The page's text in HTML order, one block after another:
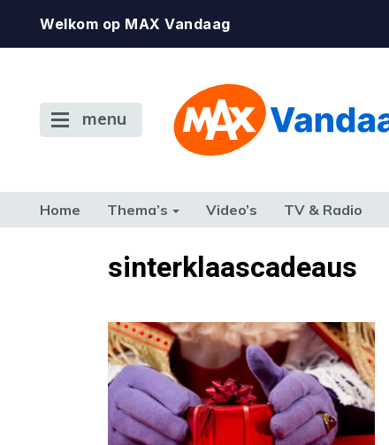
Welkom op MAX Vandaag
menu
Home Thema’s Video’s TV & Radio
TERUG NAAR TOENsinterklaascadeaus